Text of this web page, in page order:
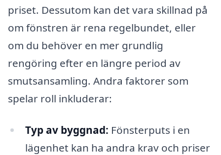
priset. Dessutom kan det vara skillnad på
om fönstren är rena regelbundet, eller
om du behöver en mer grundlig
rengöring efter en längre period av
smutsansamling. Andra faktorer som
spelar roll inkluderar:
Typ av byggnad: Fönsterputs i en
lägenhet kan ha andra krav och priser